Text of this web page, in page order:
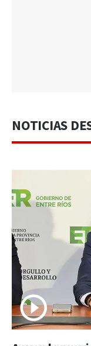
NOTICIAS